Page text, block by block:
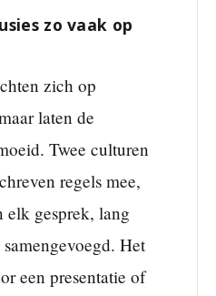
zo vaak op
zich op
laten de
Twee culturen
regels mee,
elk gesprek, lang
Het
een presentatie of